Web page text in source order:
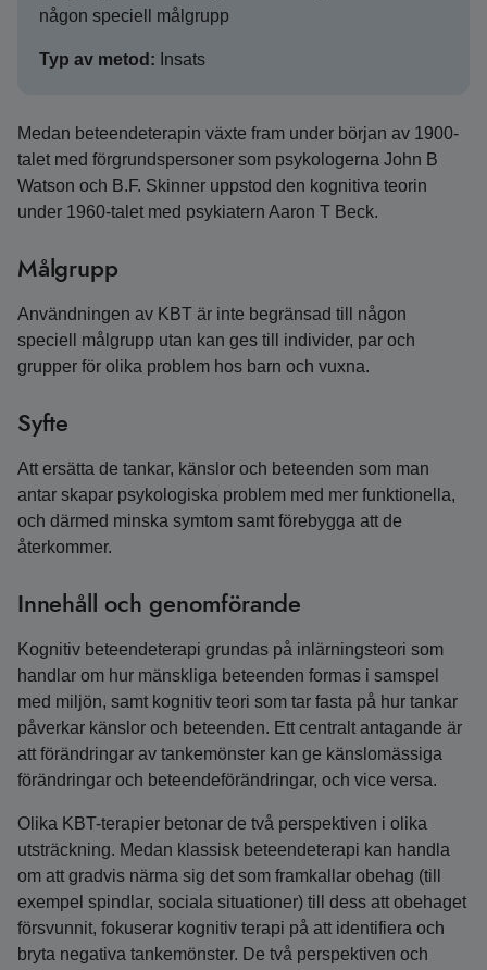
någon speciell målgrupp
Typ av metod: Insats
Medan beteendeterapin växte fram under början av 1900-
talet med förgrundspersoner som psykologerna John B
Watson och B.F. Skinner uppstod den kognitiva teorin
under 1960-talet med psykiatern Aaron T Beck.
Målgrupp
Användningen av KBT är inte begränsad till någon
speciell målgrupp utan kan ges till individer, par och
grupper för olika problem hos barn och vuxna.
Syfte
Att ersätta de tankar, känslor och beteenden som man
antar skapar psykologiska problem med mer funktionella,
och därmed minska symtom samt förebygga att de
återkommer.
Innehåll och genomförande
Kognitiv beteendeterapi grundas på inlärningsteori som
handlar om hur mänskliga beteenden formas i samspel
med miljön, samt kognitiv teori som tar fasta på hur tankar
påverkar känslor och beteenden. Ett centralt antagande är
att förändringar av tankemönster kan ge känslomässiga
förändringar och beteendeförändringar, och vice versa.
Olika KBT-terapier betonar de två perspektiven i olika
utsträckning. Medan klassisk beteendeterapi kan handla
om att gradvis närma sig det som framkallar obehag (till
exempel spindlar, sociala situationer) till dess att obehaget
försvunnit, fokuserar kognitiv terapi på att identifiera och
bryta negativa tankemönster. De två perspektiven och